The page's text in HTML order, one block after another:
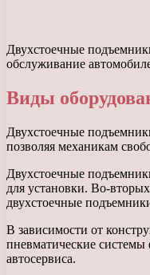
Двухстоечные
обслуживание
Виды
Двухстоечные
позволяя механикам
Двухстоечные
для установки. Во-
двухстоечные
В зависимости от
пневматические системы
автосервиса.